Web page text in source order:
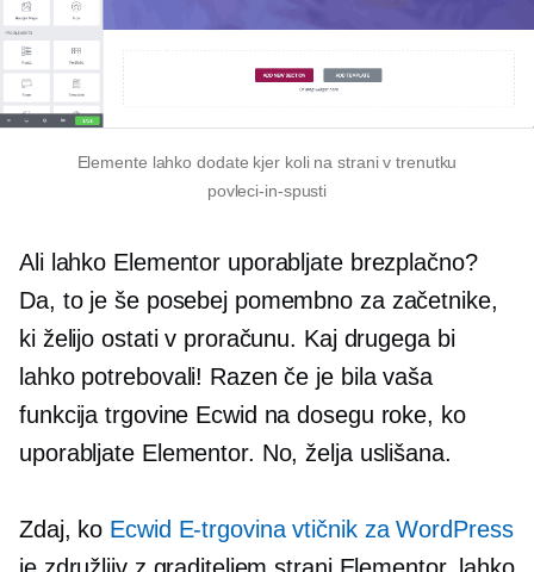
Elemente lahko dodate kjer koli na strani v trenutku
povleci-in-spusti
Ali lahko Elementor uporabljate brezplačno?
Da, to je še posebej pomembno za začetnike,
ki želijo ostati v proračunu. Kaj drugega bi
lahko potrebovali! Razen če je bila vaša
funkcija trgovine Ecwid na dosegu roke, ko
uporabljate Elementor. No, želja uslišana.
Zdaj, ko Ecwid E-trgovinavtičnik za WordPress
je združljiv z graditeljem strani Elementor, lahko